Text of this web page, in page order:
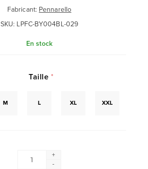
Fabricant: Pennarello
SKU: LPFC-BY004BL-029
En stock
Taille *
M L XL XXL
+
-